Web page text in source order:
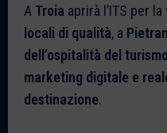
A Troia aprirà l’ITS per la
locali di qualità, a
dell’ospitalità del
marketing digitale e
destinazione.